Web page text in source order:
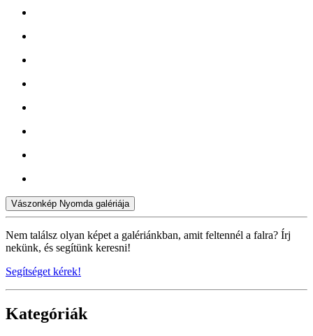
Vászonkép Nyomda galériája
Nem találsz olyan képet a galériánkban, amit feltennél a falra? Írj
nekünk, és segítünk keresni!
Segítséget kérek!
Kategóriák